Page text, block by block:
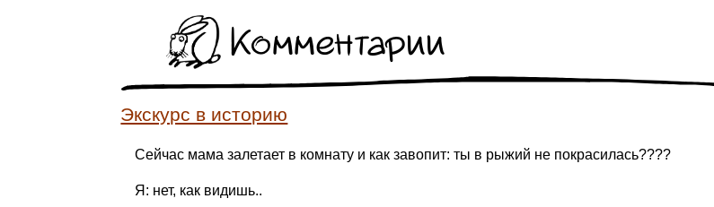
Комментарии
Экскурс в историю
Сейчас мама залетает в комнату и как завопит: ты в рыжий не покрасилась????
Я: нет, как видишь..